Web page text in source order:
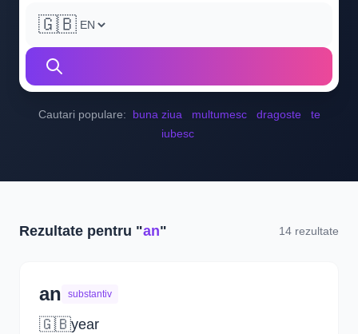
🇬🇧
Cautari populare: buna ziua multumesc dragoste
te
iubesc
Rezultate pentru "an" 14 rezultate
an substantiv
🇬🇧year